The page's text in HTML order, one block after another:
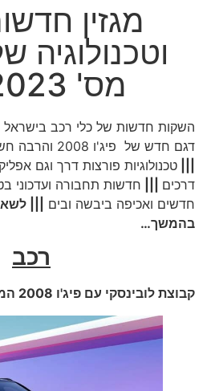
מגזין
וטכנולוגיה
מס' 14/2023
השקות חדשות של כלי רכב בישראל
דגם חדש של פיג'ו 2008 והרבה חשמל באוויר ועל הכביש
טכנולוגיות פורצות דרך וגם
דרכים||| חדשות תחבורה ועדכוני
חדשים ואכיפה ביבשה ובים||| לשאר
בהמשך…
רכב
קבוצת לובינסקי עם פיג'ו 2008 המחודש